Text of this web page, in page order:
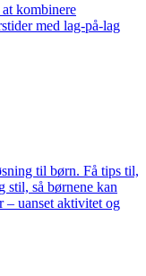
kombinere
med lag-på-lag
til børn. Få tips til,
så børnene kan
– uanset aktivitet og